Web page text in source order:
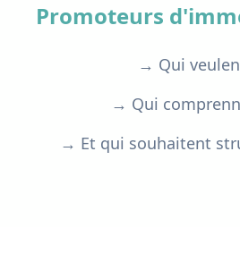
Promoteurs
→ Qui
→ Qui
→ Et qui souhaitent